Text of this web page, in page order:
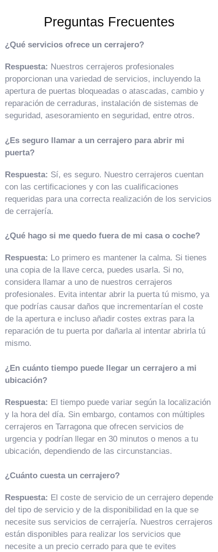
Preguntas Frecuentes
¿Qué servicios ofrece un cerrajero?
Respuesta: Nuestros cerrajeros profesionales
proporcionan una variedad de servicios, incluyendo la
apertura de puertas bloqueadas o atascadas, cambio y
reparación de cerraduras, instalación de sistemas de
seguridad, asesoramiento en seguridad, entre otros.
¿Es seguro llamar a un cerrajero para abrir mi
puerta?
Respuesta: Sí, es seguro. Nuestro cerrajeros cuentan
con las certificaciones y con las cualificaciones
requeridas para una correcta realización de los servicios
de cerrajería.
¿Qué hago si me quedo fuera de mi casa o coche?
Respuesta: Lo primero es mantener la calma. Si tienes
una copia de la llave cerca, puedes usarla. Si no,
considera llamar a uno de nuestros cerrajeros
profesionales. Evita intentar abrir la puerta tú mismo, ya
que podrías causar daños que incrementarían el coste
de la apertura e incluso añadir costes extras para la
reparación de tu puerta por dañarla al intentar abrirla tú
mismo.
¿En cuánto tiempo puede llegar un cerrajero a mi
ubicación?
Respuesta: El tiempo puede variar según la localización
y la hora del día. Sin embargo, contamos con múltiples
cerrajeros en Tarragona que ofrecen servicios de
urgencia y podrían llegar en 30 minutos o menos a tu
ubicación, dependiendo de las circunstancias.
¿Cuánto cuesta un cerrajero?
Respuesta: El coste de servicio de un cerrajero depende
del tipo de servicio y de la disponibilidad en la que se
necesite sus servicios de cerrajería. Nuestros cerrajeros
están disponibles para realizar los servicios que
necesite a un precio cerrado para que te evites